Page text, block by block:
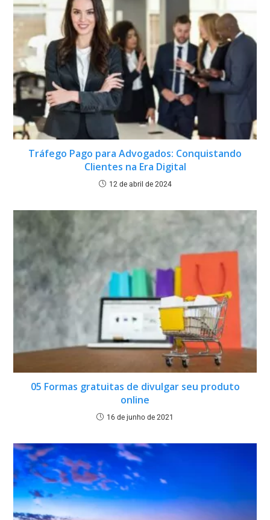
Tráfego Pago para Advogados: Conquistando
Clientes na Era Digital
12 de abril de 2024
05 Formas gratuitas de divulgar seu produto
online
16 de junho de 2021